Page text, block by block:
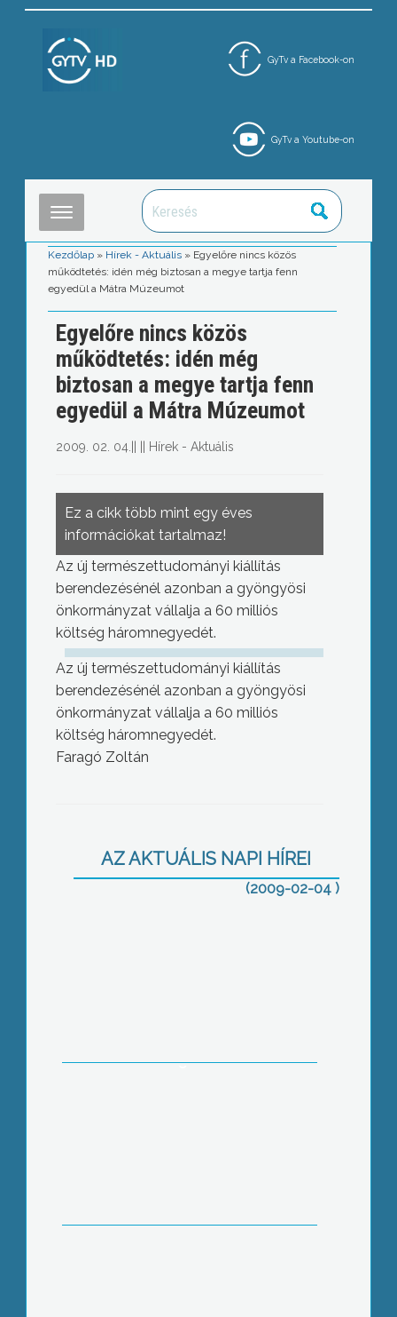
GyTv a Facebook-on
GyTv a Youtube-on
Kezdőlap » Hírek - Aktuális » Egyelőre nincs közös
működtetés: idén még biztosan a megye tartja fenn
egyedül a Mátra Múzeumot
Egyelőre nincs közös
működtetés: idén még
biztosan a megye tartja fenn
egyedül a Mátra Múzeumot
2009. 02. 04. Hírek - Aktuális
Ez a cikk több mint egy éves
információkat tartalmaz!
Az új természettudományi kiállítás
berendezésénél azonban a gyöngyösi
önkormányzat vállalja a 60 milliós
költség háromnegyedét.
Az új természettudományi kiállítás
berendezésénél azonban a gyöngyösi
önkormányzat vállalja a 60 milliós
költség háromnegyedét.
Faragó Zoltán
AZ AKTUÁLIS NAPI HÍREI
(2009-02-04 )
Bioenergetikai lehetőségek a
vidékfejlesztésben – címmel tartottak
tájékoztatót a szakemberek Egerben
támogatására